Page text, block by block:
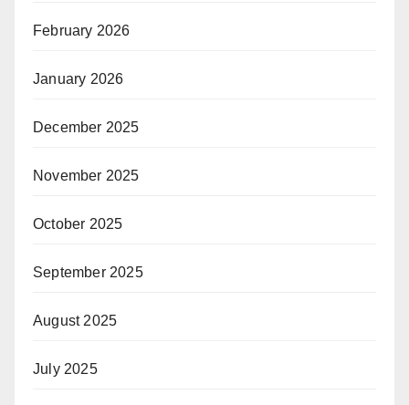
February 2026
January 2026
December 2025
November 2025
October 2025
September 2025
August 2025
July 2025